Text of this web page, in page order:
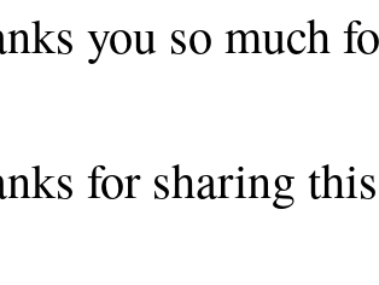
you so much
for sharing